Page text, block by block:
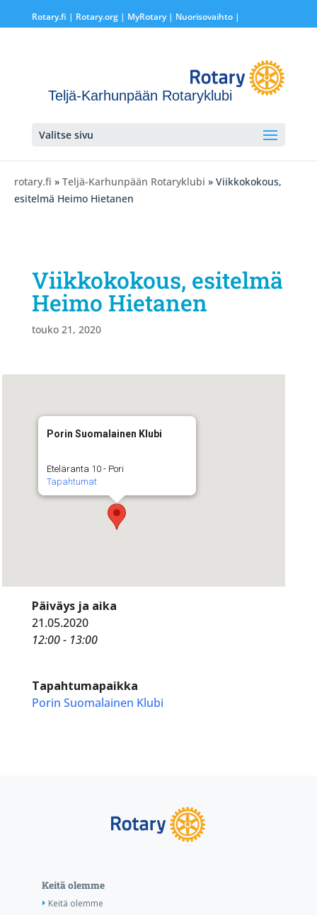
Rotary.fi | Rotary.org| MyRotary | Nuorisovaihto|
Teljä-Karhunpään Rotaryklubi
Valitse sivu
rotary.fi » Teljä-Karhunpään Rotaryklubi » Viikkokokous,
esitelmä Heimo Hietanen
Viikkokokous, esitelmä
Heimo Hietanen
touko 21, 2020
Porin Suomalainen Klubi
Eteläranta 10 - Pori
Tapahtumat
Päiväys ja aika
21.05.2020
12:00 - 13:00
Tapahtumapaikka
Porin Suomalainen Klubi
Keitä olemme
Keitä olemme